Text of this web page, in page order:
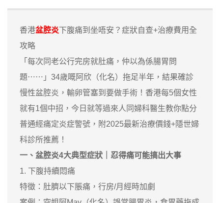
香港盆腔炎下腹痛到坐唔安？症狀自查+治療費用全
攻略
「每次同老公行完房就肚痛，仲以為係腸胃問
題⋯⋯」34歲嘅阿欣（化名）拖足半年，結果確診
慢性盆腔炎，輸卵管塞到要做手術！香港每5個女性
就有1個中招，今日就等過來人同婦科醫生教你點分
普通經痛定炎症警號，附2025最新治療價錢+隱世婦
科診所推薦！
一、盆腔炎4大典型症狀｜忍得痛可能搞出大事
1. 下腹持續悶痛
特徵：肚臍以下脹痛，行房/月經時加劇